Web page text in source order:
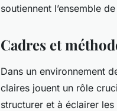
soutiennent l’ensemble
Cadres et
Dans un environnement
claires jouent un rôle
structurer et à éclairer